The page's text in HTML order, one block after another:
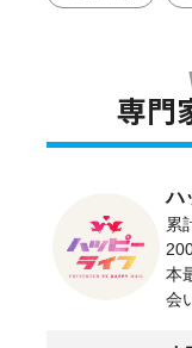
専門
ハ
累
本
会